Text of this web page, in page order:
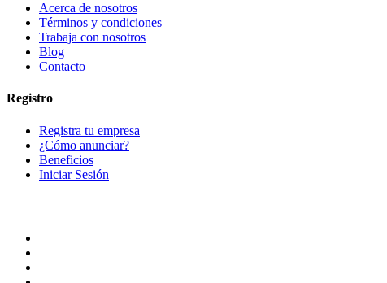
Acerca de nosotros
Términos y condiciones
Trabaja con nosotros
Blog
Contacto
Registro
Registra tu empresa
¿Cómo anunciar?
Beneficios
Iniciar Sesión